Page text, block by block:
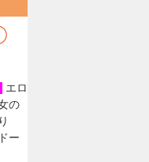
エロ
の
ー